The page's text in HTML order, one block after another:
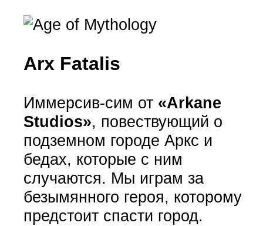
Arx Fatalis
Иммерсив-сим от «Arkane
Studios», повествующий о
подземном городе Аркс и
бедах, которые с ним
случаются. Мы играм за
безымянного героя, которому
предстоит спасти город.